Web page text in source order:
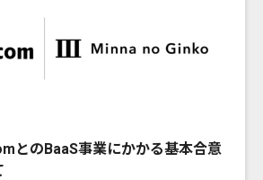
とのBaaS事業にかかる基本合意